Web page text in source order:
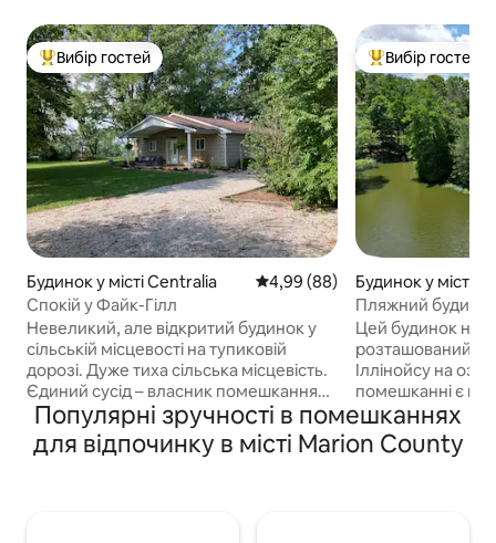
Топ вибір гостей
Вибір гостей
Будинок у місті Centralia Середня оцінка: 4,99 з 5,
4,99 (88)
Спокій у Файк-Гілл
Невеликий, але відкритий будинок у
сільській місцевості на тупиковій
дорозі. Дуже тиха сільська місцевість.
Єдиний сусід – власник помешкання
через трав'янисте поле. Простора
вітальня та відкрита кухня-їдальня. Дві
великі спальні з ліжками розміру
Топ вибір гостей
Вибір гостей
Будинок у місті
Пляжний
Цей будинок на
розташований в
Іллінойсу на
помешканні є
з 3 спальнями, 2
кімнатами,
собору з язиком
Популярні зручності в помешканнях
для відпочинку в місті Marion County